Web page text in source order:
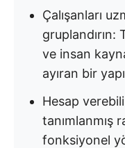
Çalışanları
gruplandırın:
ve insan
ayıran bir
Hesap
tanımlanmış
fonksiyonel